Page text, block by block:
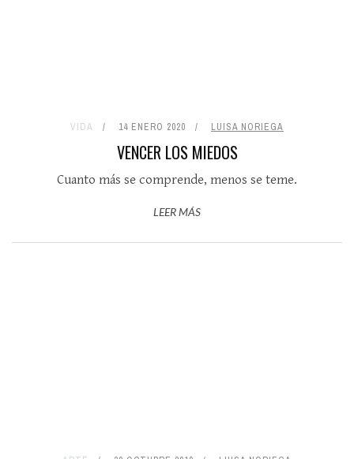
VIDA 14 ENERO 2020 LUISA NORIEGA
VENCER LOS MIEDOS
Cuanto más se comprende, menos se teme.
LEER MÁS